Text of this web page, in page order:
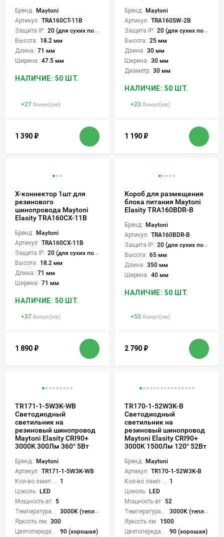
Бренд: Maytoni
Артикул: TRA160CT-11B
Защита IP: 20 (для сухих пом.)
Высота: 18.2 мм
Длина: 71 мм
Ширина: 47.5 мм
НАЛИЧИЕ: 50 ШТ.
+27 бонус(ов)
1 390 ₽
Бренд: Maytoni
Артикул: TRA160SW-2B
Защита IP: 20 (для сухих пом.)
Высота: 25 мм
Длина: 30 мм
Ширина: 30 мм
Диаметр: 30 мм
НАЛИЧИЕ: 50 ШТ.
+23 бонус(ов)
1 190 ₽
Х-коннектор 1шт для
резинового
шинопровода Maytoni
Elasity TRA160CX-11B
Бренд: Maytoni
Артикул: TRA160CX-11B
Защита IP: 20 (для сухих пом.)
Высота: 18.2 мм
Длина: 71 мм
Ширина: 71 мм
НАЛИЧИЕ: 50 ШТ.
+37 бонус(ов)
1 890 ₽
Короб для размещения
блока питания Maytoni
Elasity TRA160BDR-B
Бренд: Maytoni
Артикул: TRA160BDR-B
Защита IP: 20 (для сухих пом.)
Высота: 65 мм
Длина: 350 мм
Ширина: 40 мм
НАЛИЧИЕ: 50 ШТ.
+55 бонус(ов)
2 790 ₽
TR171-1-5W3K-WB
Светодиодный
светильник на
резиновый шинопровод
Maytoni Elasity CRI90+
3000К 300Лм 360° 5Вт
Бренд: Maytoni
Артикул: TR171-1-5W3K-WB
1
Цоколь: LED
Мощность вт: 5
3000K (теплый)
Яркость лм: 300
90 (хорошая)
TR170-1-52W3K-B
Светодиодный
светильник на
резиновый шинопровод
Maytoni Elasity CRI90+
3000К 1500Лм 120° 52Вт
Бренд: Maytoni
Артикул: TR170-1-52W3K-B
1
Цоколь: LED
Мощность вт: 52
3000K (теплый)
Яркость лм: 1500
90 (хорошая)